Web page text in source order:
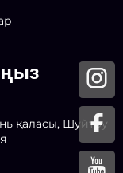
қаласы, Шуйтоу